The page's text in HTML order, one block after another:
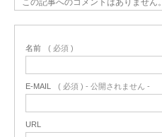
この記事へのコメントはありません。
名前 ( 必須 )
E-MAIL ( 必須 ) - 公開されません -
URL